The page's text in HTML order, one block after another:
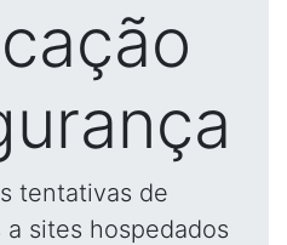
tentativas de
sites hospedados